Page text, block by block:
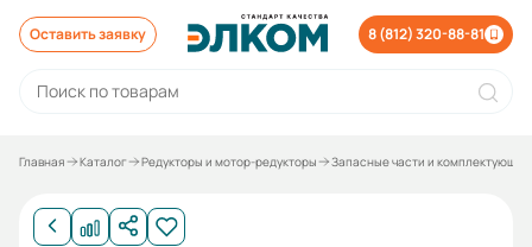
Оставить заявку 8 (812) 320-88-81
Главная Каталог Редукторы и мотор-редукторы Запасные части и комплектующие